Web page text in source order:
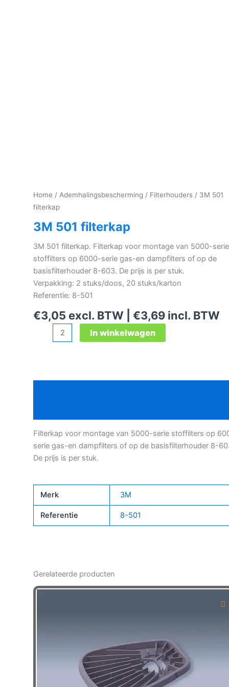
Home / Ademhalingsbescherming / Filterhouders / 3M 501
filterkap
3M 501 filterkap
3M 501 filterkap. Filterkap voor montage van 5000-serie
stoffilters op 6000-serie gas-en dampfilters of op de
basisfilterhouder 8-603. De prijs is per stuk.
Verpakking: 2 stuks/doos, 20 stuks/karton
Referentie: 8-501
€3,05 excl. BTW | €3,69 incl. BTW
In winkelwagen
Filterkap voor montage van 5000-serie stoffilters op
serie gas-en dampfilters of op de basisfilterhouder 8-
De prijs is per stuk.
Merk 3M
Referentie 8-501
Gerelateerde producten